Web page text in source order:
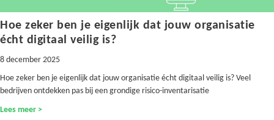
Hoe zeker ben je eigenlijk dat jouw organisatie
écht digitaal veilig is?
8 december 2025
Hoe zeker ben je eigenlijk dat jouw organisatie écht digitaal veilig is? Veel
bedrijven ontdekken pas bij een grondige risico-inventarisatie
Lees meer >